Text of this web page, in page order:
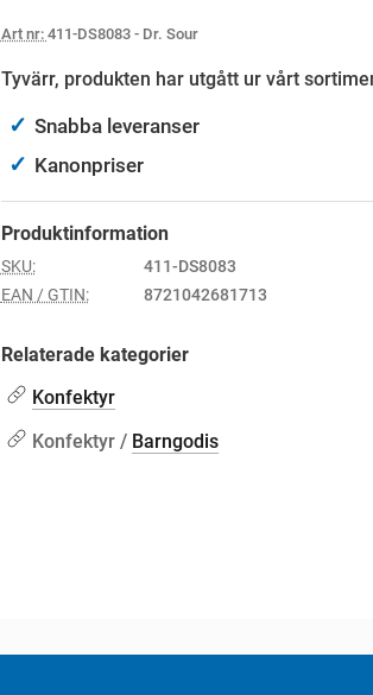
Art nr: 411-DS8083- Dr. Sour
Tyvärr, produkten har utgått ur vårt
✓ Snabba leveranser
✓ Kanonpriser
Produktinformation
SKU:
411-DS8083
EAN / GTIN:
8721042681713
Relaterade kategorier
Konfektyr
Konfektyr / Barngodis